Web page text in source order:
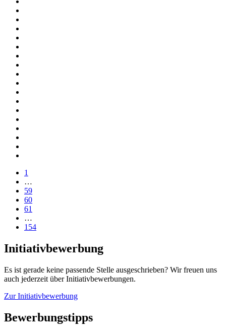
1
…
59
60
61
…
154
Initiativbewerbung
Es ist gerade keine passende Stelle ausgeschrieben? Wir freuen uns
auch jederzeit über Initiativbewerbungen.
Zur Initiativbewerbung
Bewerbungstipps